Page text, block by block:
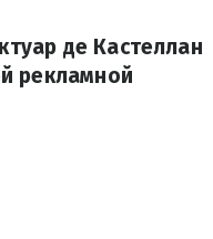
де Кастеллан
рекламной